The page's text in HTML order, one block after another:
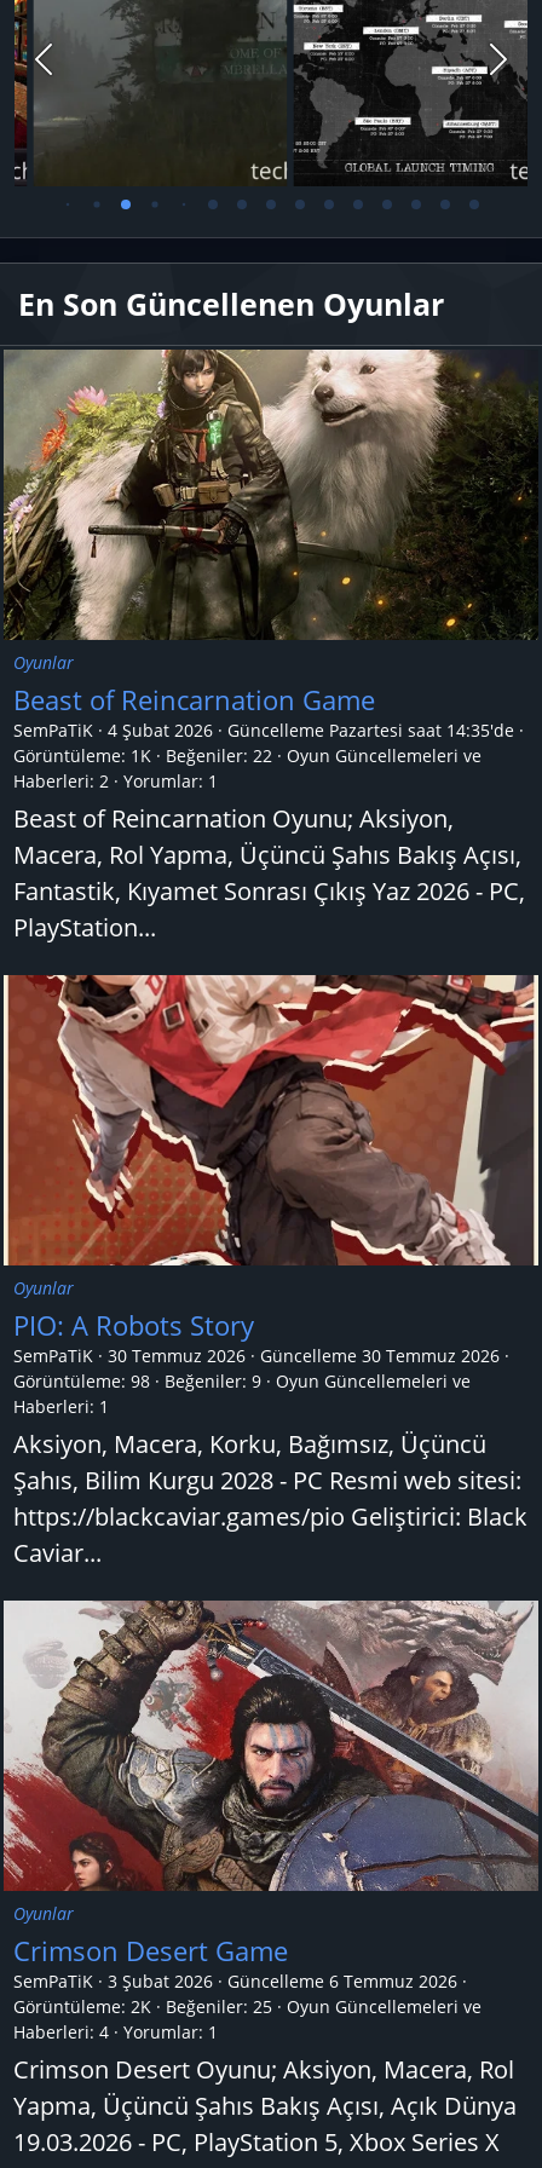
En Son Güncellenen Oyunlar
Oyunlar
Beast of Reincarnation Game
SemPaTiK 4 Şubat 2026 Güncelleme Pazartesi saat 14:35'de
Görüntüleme: 1K
Beğeniler: 22
Oyun Güncellemeleri ve
Haberleri: 2 Yorumlar: 1
Beast of Reincarnation Oyunu; Aksiyon,
Macera, Rol Yapma, Üçüncü Şahıs Bakış Açısı,
Fantastik, Kıyamet Sonrası Çıkış Yaz 2026 - PC,
PlayStation...
Oyunlar
PIO: A Robots Story
SemPaTiK 30 Temmuz 2026 Güncelleme 30 Temmuz 2026
Görüntüleme: 98
Beğeniler: 9
Oyun Güncellemeleri ve
Haberleri: 1
Aksiyon, Macera, Korku, Bağımsız, Üçüncü
Şahıs, Bilim Kurgu 2028 - PC Resmi web sitesi:
https://blackcaviar.games/pio Geliştirici: Black
Caviar...
Oyunlar
Crimson Desert Game
SemPaTiK 3 Şubat 2026 Güncelleme 6 Temmuz 2026
Görüntüleme: 2K
Beğeniler: 25
Oyun Güncellemeleri ve
Haberleri: 4 Yorumlar: 1
Crimson Desert Oyunu; Aksiyon, Macera, Rol
Yapma, Üçüncü Şahıs Bakış Açısı, Açık Dünya
19.03.2026 - PC, PlayStation 5, Xbox Series X